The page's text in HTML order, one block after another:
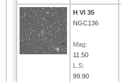
H VI 35
NGC136
Mag:
11.50
L.S:
99.90